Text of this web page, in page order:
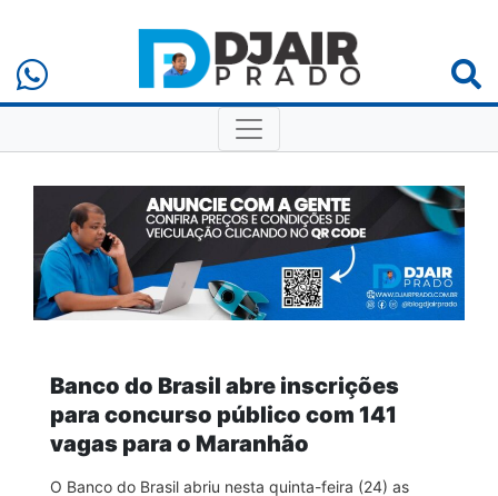
Banco do Brasil abre inscrições
para concurso público com 141
vagas para o Maranhão
O Banco do Brasil abriu nesta quinta-feira (24) as